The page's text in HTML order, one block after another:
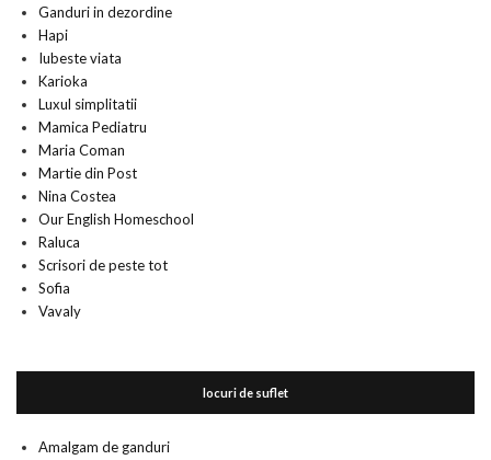
Ganduri in dezordine
Hapi
Iubeste viata
Karioka
Luxul simplitatii
Mamica Pediatru
Maria Coman
Martie din Post
Nina Costea
Our English Homeschool
Raluca
Scrisori de peste tot
Sofia
Vavaly
locuri de suflet
Amalgam de ganduri